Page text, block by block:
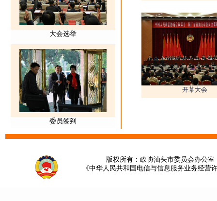
开幕大会
版权所有：政协汕头市委员会办公
《中华人民共和国电信与信息服务业务经营